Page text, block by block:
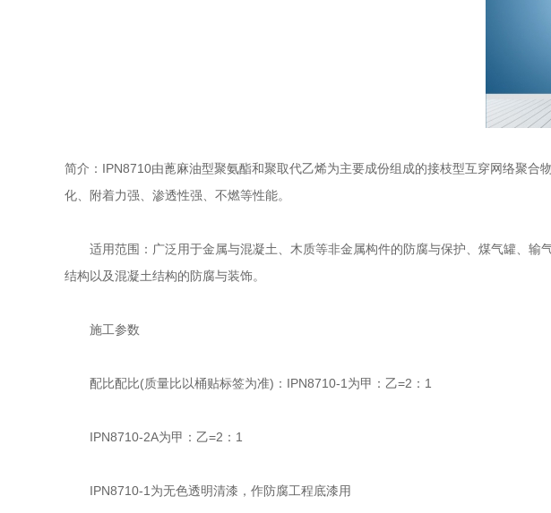
简介：IPN8710由蓖麻油型聚氨酯和聚取代乙烯为主要成份组成的接枝型互穿网络聚
化、附着力强、渗透性强、不燃等性能。
适用范围：广泛用于金属与混凝土、木质等非金属构件的防腐与保护、煤气罐、输
结构以及混凝土结构的防腐与装饰。
施工参数
配比配比(质量比以桶贴标签为准)：IPN8710-1为甲：乙=2：1
IPN8710-2A为甲：乙=2：1
IPN8710-1为无色透明清漆，作防腐工程底漆用